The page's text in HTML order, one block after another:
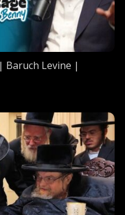
Baruch Levine |